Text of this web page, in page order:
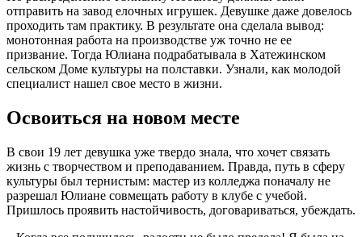
отправить на завод елочных игрушек. Девушке даже довелось
проходить там практику. В результате она сделала вывод:
монотонная работа на производстве уж точно не ее
призвание. Тогда Юлиана подрабатывала в Хатежинском
сельском Доме культуры на полставки. Узнали, как молодой
специалист нашел свое место в жизни.
Освоиться на новом месте
В свои 19 лет девушка уже твердо знала, что хочет связать
жизнь с творчеством и преподаванием. Правда, путь в сферу
культуры был тернистым: мастер из колледжа поначалу не
разрешал Юлиане совмещать работу в клубе с учебой.
Пришлось проявить настойчивость, договариваться, убеждать.